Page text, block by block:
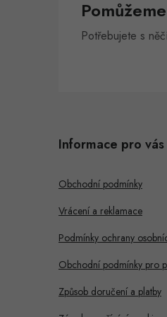
Potřebujete s
Informace pro vás
Obchodní podmínky
Vrácení a reklamace
Podmínky ochrany
Obchodní podmínky pro
Způsob doručení a platby